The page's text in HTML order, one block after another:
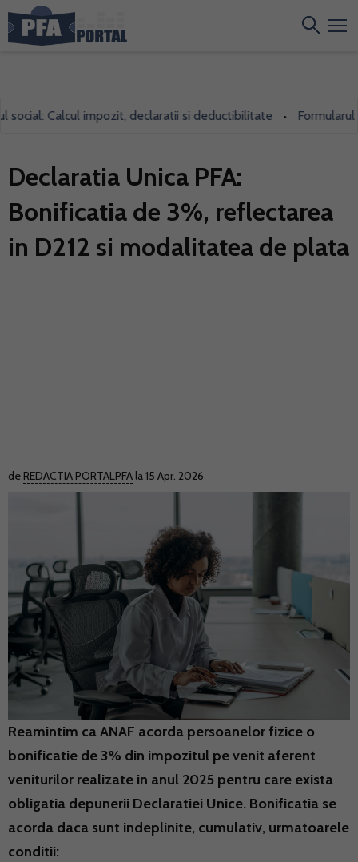
Calcul impozit, declaratii si deductibilitate • Formularul
Declaratia Unica PFA:
Bonificatia de 3%, reflectarea
in D212 si modalitatea de plata
de REDACTIA PORTALPFA la 15 Apr. 2026
Reamintim ca ANAF acorda persoanelor fizice o
bonificatie de 3% din impozitul pe venit aferent
veniturilor realizate in anul 2025 pentru care exista
obligatia depunerii Declaratiei Unice. Bonificatia se
acorda daca sunt indeplinite, cumulativ, urmatoarele
conditii: